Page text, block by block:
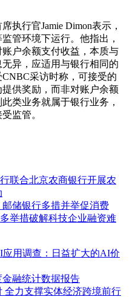
执行官Jamie Dimon表示，
管环境下运行。他指出，
户余额支付收益，本质与
异，应适用与银行相同的
采访时称，可接受的
供奖励，而非对账户余额
类业务就属于银行业务，
监管。
联合北京农商银行开展农
储银行多措并举促消费
举措破解科技企业融资难
用调查：日益扩大的AI价
融统计数据报告
全力支撑实体经济跨境前行